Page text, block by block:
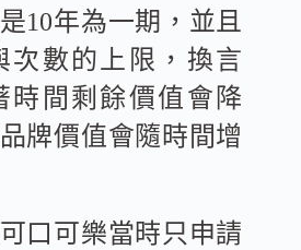
10年為一期，並且
次數的上限，換言
時間剩餘價值會降
牌價值會隨時間增
口可樂當時只申請